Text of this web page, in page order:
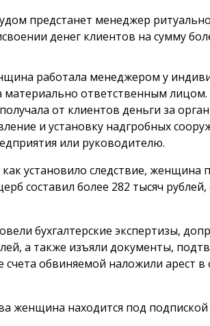
предстанет менеджер
денег клиентов на сумму
работала менеджером у
ответственным лицом.
от клиентов деньги за
и установку надгробных
или руководителю.
установило следствие, женщина
составил более 282 тысяч
бухгалтерские экспертизы,
а также изъяли документы,
счета обвиняемой наложили арест в
женщина находится под